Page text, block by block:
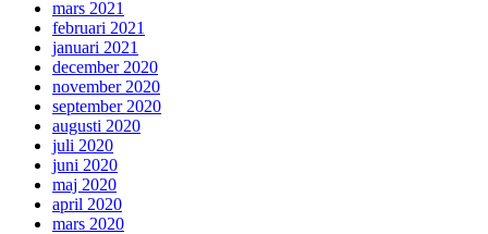
mars 2021
februari 2021
januari 2021
december 2020
november 2020
september 2020
augusti 2020
juli 2020
juni 2020
maj 2020
april 2020
mars 2020